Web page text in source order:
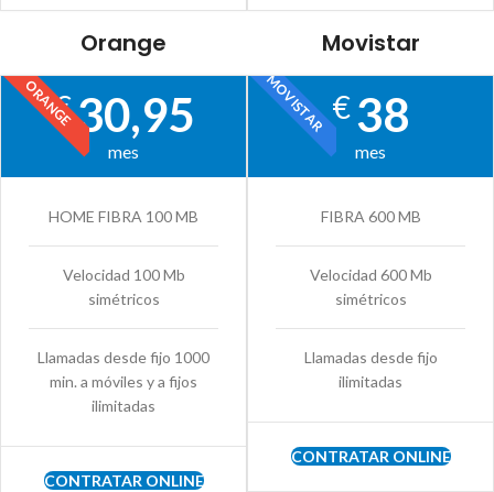
Orange
ORANGE
€30,95
mes
HOME FIBRA 100 MB
Velocidad 100 Mb
simétricos
Llamadas desde fijo 1000
min. a móviles y a fijos
ilimitadas
CONTRATAR ONLINE
Movistar
MOVISTAR€38
mes
FIBRA 600 MB
Velocidad 600 Mb
simétricos
Llamadas desde fijo
ilimitadas
CONTRATAR ONLINE